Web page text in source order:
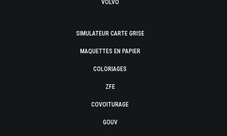
VOLVO
SIMULATEUR CARTE GRISE
MAQUETTES EN PAPIER
COLORIAGES
ZFE
COVOITURAGE
GOUV